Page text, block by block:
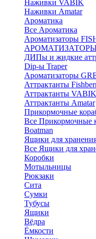
Наживки VABIK
Наживки Amatar
Ароматика
Все Ароматика
Ароматизаторы
АРОМАТИЗАТОРЫ
ДИПы и жидкие
Dip-ы Traper
Ароматизаторы
Аттрактанты
Аттрактанты VABIK
Аттрактанты Amatar
Прикормочные
Все Прикормочные
Boatman
Ящики для
Все Ящики для
Коробки
Мотыльницы
Рюкзаки
Сита
Сумки
Тубусы
Ящики
Вёдра
Ёмкости